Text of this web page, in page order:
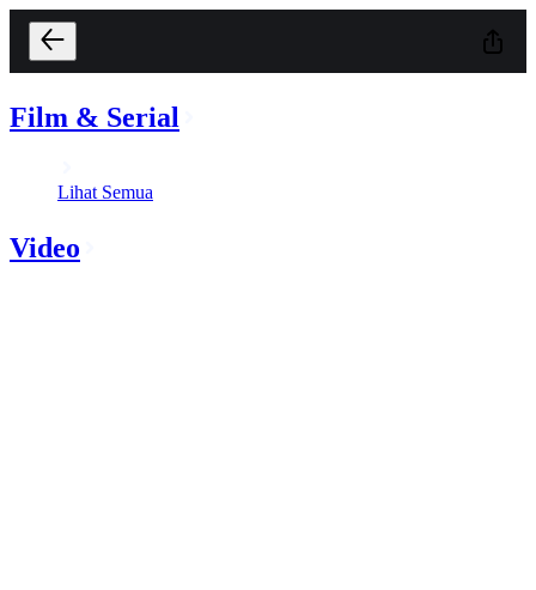
Film & Serial
Lihat Semua
Video